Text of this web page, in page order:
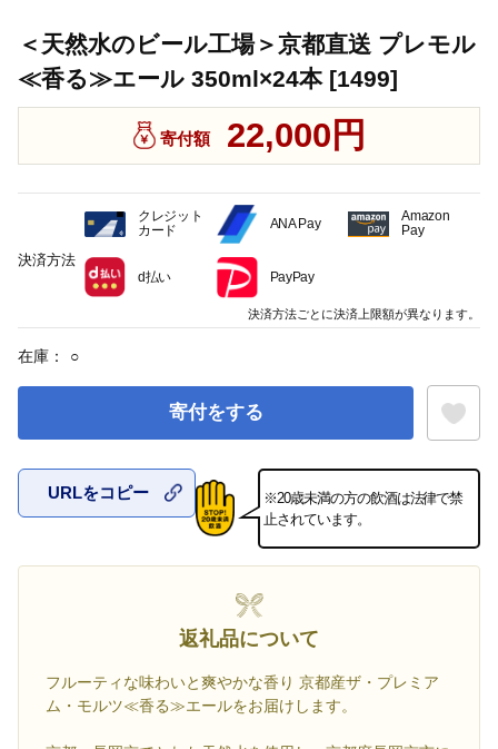
＜天然水のビール工場＞京都直送 プレモル
≪香る≫エール 350ml×24本 [1499]
寄付額 22,000円
在庫： ○
寄付をする
お気に入
URLをコピー
※20歳未満の方の飲酒は法律で禁
止されています。
返礼品について
フルーティな味わいと爽やかな香り 京都産ザ・プレミア
ム・モルツ≪香る≫エールをお届けします。
決済方法
クレジット
カード
ANA Pay
Amazon
Pay
d払い PayPay
決済方法ごとに決済上限額が異なります。